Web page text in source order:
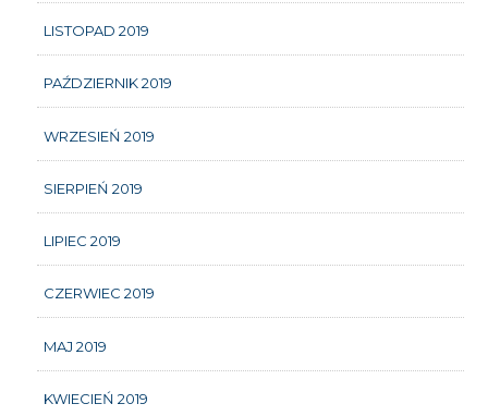
LISTOPAD 2019
PAŹDZIERNIK 2019
WRZESIEŃ 2019
SIERPIEŃ 2019
LIPIEC 2019
CZERWIEC 2019
MAJ 2019
KWIECIEŃ 2019